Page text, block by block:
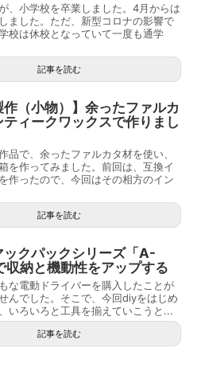
、小学校を卒業しました。4月からは
ました。ただ、新型コロナの影響で
校は休校となっていて一度も通学
記事を読む
作（小物）】余ったファルカ
ティークワックスで作りまし
品で、余ったファルカタ材を使い、
を作ってみました。前回は、互換イ
作ったので、今回はその相方のイン
記事を読む
ックパックシリーズ「A-
納と機動性をアップする
な電動ドライバーを購入したことが
んでした。そこで、今回diyをはじめ
いろいろと工具を揃えていこうと...
記事を読む